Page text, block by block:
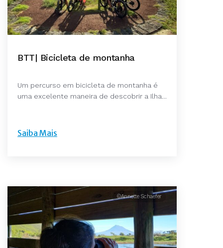
BTT| Bicicleta de montanha
Um percurso em bicicleta de montanha é
uma excelente maneira de descobrir a Ilha…
Saiba Mais
©Annette Schaefer